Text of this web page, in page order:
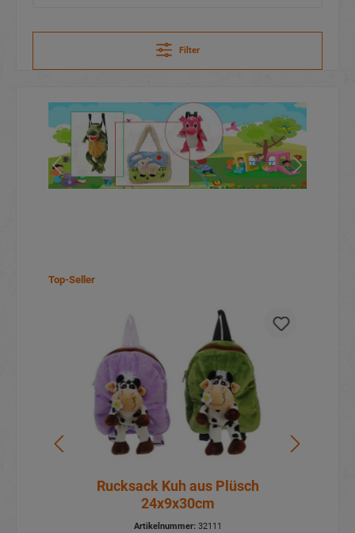
Filter
Top-Seller
Rucksack Kuh aus Plüsch
24x9x30cm
Artikelnummer:32111